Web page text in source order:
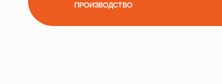
ПРОИЗВОДСТВО